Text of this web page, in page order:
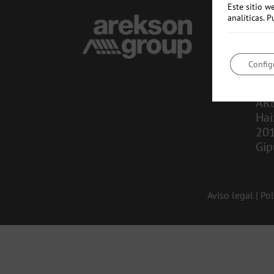
Aviso legal |
Este sitio
analíticas.